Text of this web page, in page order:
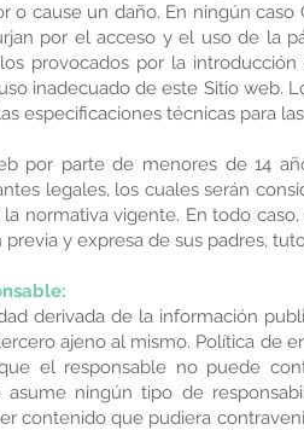
cause un daño. En ningún caso
por el acceso y el uso de la
provocados por la
inadecuado de este Sitio web.
especificaciones técnicas para
por parte de menores de 14
legales, los cuales serán
normativa vigente. En todo
y expresa de sus padres,
derivada de la información
ajeno al mismo. Política de
el responsable no puede
ningún tipo de
contenido que pudiera